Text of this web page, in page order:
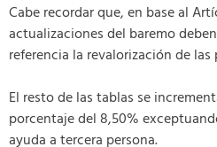
Cabe recordar que, en base al
actualizaciones del baremo
referencia la revalorización de las
El resto de las tablas se
porcentaje del 8,50%
ayuda a tercera persona.